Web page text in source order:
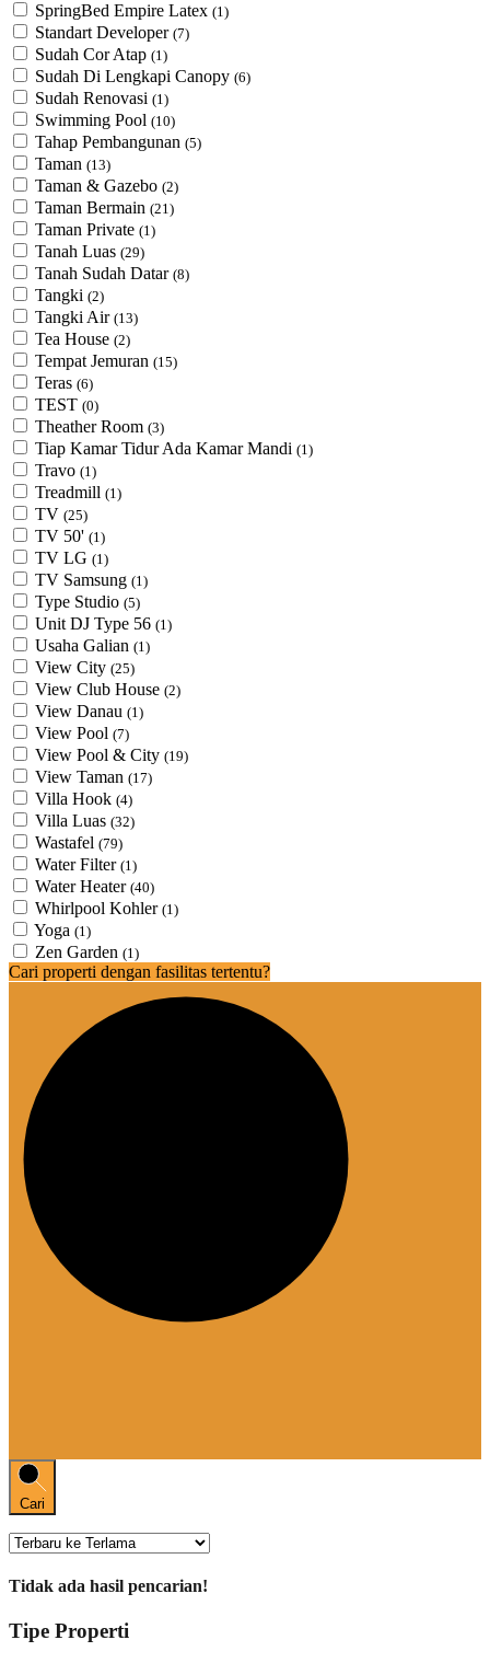
SpringBed Empire Latex (1)
Standart Developer (7)
Sudah Cor Atap (1)
Sudah Di Lengkapi Canopy (6)
Sudah Renovasi (1)
Swimming Pool (10)
Tahap Pembangunan (5)
Taman (13)
Taman & Gazebo (2)
Taman Bermain (21)
Taman Private (1)
Tanah Luas (29)
Tanah Sudah Datar (8)
Tangki (2)
Tangki Air (13)
Tea House (2)
Tempat Jemuran (15)
Teras (6)
TEST (0)
Theather Room (3)
Tiap Kamar Tidur Ada Kamar Mandi (1)
Travo (1)
Treadmill (1)
TV (25)
TV 50' (1)
TV LG (1)
TV Samsung (1)
Type Studio (5)
Unit DJ Type 56 (1)
Usaha Galian (1)
View City (25)
View Club House (2)
View Danau (1)
View Pool (7)
View Pool & City (19)
View Taman (17)
Villa Hook (4)
Villa Luas (32)
Wastafel (79)
Water Filter (1)
Water Heater (40)
Whirlpool Kohler (1)
Yoga (1)
Zen Garden (1)
Cari properti dengan fasilitas tertentu?
Cari
Tidak ada hasil pencarian!
Tipe Properti